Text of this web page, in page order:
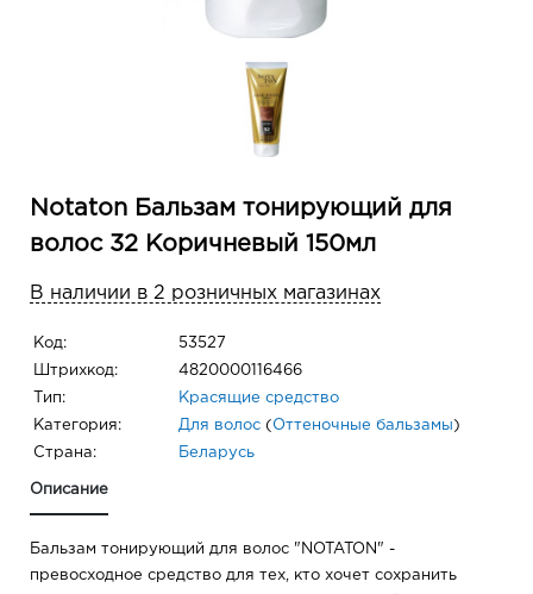
Notaton Бальзам тонирующий для
волос 32 Коричневый 150мл
В наличии в 2 розничных магазинах
Код: 53527
Штрихкод: 4820000116466
Тип: Красящие средство
Категория: Для волос ( Оттеночные бальзамы )
Страна: Беларусь
Описание
Бальзам тонирующий для волос "NOTATON" -
превосходное средство для тех, кто хочет сохранить